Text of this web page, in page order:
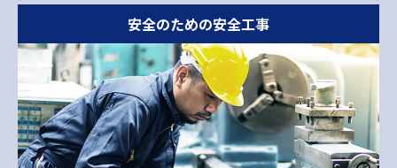
安全のための安全工事